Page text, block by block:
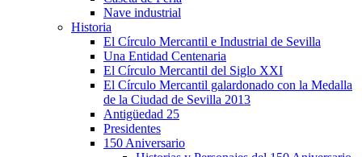
Nave industrial
Historia
El Círculo Mercantil e Industrial de Sevilla
Una Entidad Centenaria
El Círculo Mercantil del Siglo XXI
El Círculo Mercantil galardonado con la Medalla
de la Ciudad de Sevilla 2013
Antigüedad 25
Presidentes
150 Aniversario